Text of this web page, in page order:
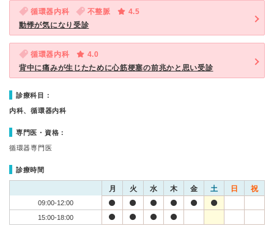
循環器内科 不整脈
4.5
動悸が気になり受診
循環器内科
4.0
背中に痛みが生じたために心筋梗塞の前兆かと思い受診
診療科目：
内科、循環器内科
専門医・資格：
循環器専門医
診療時間
月 火 水 木 金 土 日 祝
09:00-12:00
15:00-18:00